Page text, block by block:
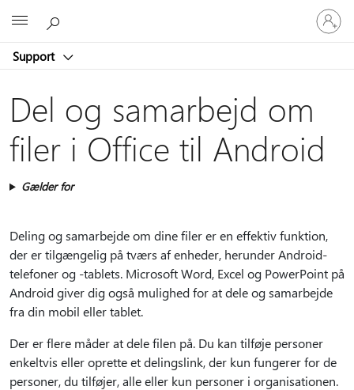
Support
Log
på
din
Del og samarbejd om
filer i Office til Android
Gælder for
Deling og samarbejde om dine filer er en effektiv funktion,
der er tilgængelig på tværs af enheder, herunder Android-
telefoner og -tablets. Microsoft Word, Excel og PowerPoint på
Android giver dig også mulighed for at dele og samarbejde
fra din mobil eller tablet.
Der er flere måder at dele filen på. Du kan tilføje personer
enkeltvis eller oprette et delingslink, der kun fungerer for de
personer, du tilføjer, alle eller kun personer i organisationen.